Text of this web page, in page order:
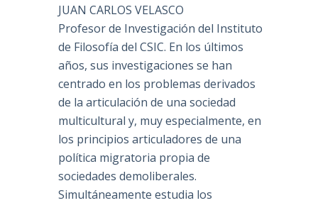
JUAN CARLOS VELASCO
Profesor de Investigación del Instituto
de Filosofía del CSIC. En los últimos
años, sus investigaciones se han
centrado en los problemas derivados
de la articulación de una sociedad
multicultural y, muy especialmente, en
los principios articuladores de una
política migratoria propia de
sociedades demoliberales.
Simultáneamente estudia los